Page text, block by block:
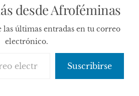
desde Afroféminas
las últimas entradas en tu correo
electrónico.
Suscribirse